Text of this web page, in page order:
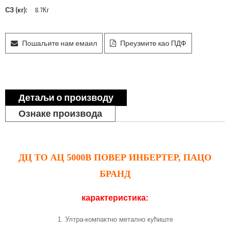
СЗ (кг):
8.7Кг
Пошаљите нам емаил Преузмите као ПДФ
Детаљи о производу
Ознаке производа
ДЦ ТО АЦ 5000В ПОВЕР ИНБЕРТЕР, ПАЦО
БРАНД
карактеристика:
1. Ултра-компактно метално кућиште